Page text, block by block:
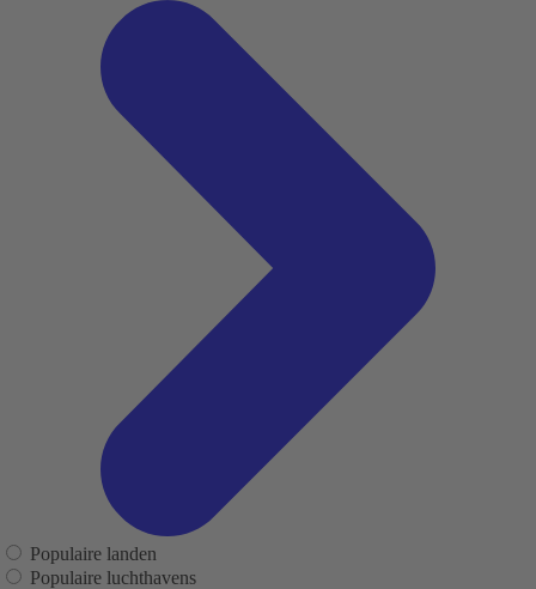
Populaire landen
Populaire luchthavens